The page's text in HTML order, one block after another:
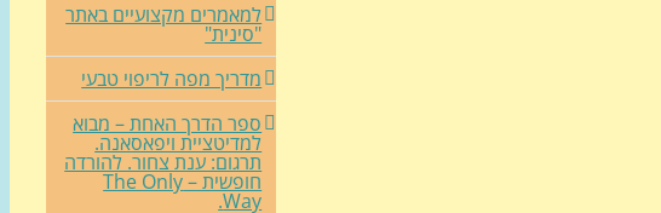
למאמרים מקצועיים באתר
"סינית"
מדריך מפה לריפוי טבעי
ספר הדרך האחת – מבוא
למדיטציית ויפאסאנה.
תרגום: ענת צחור. להורדה
חופשית – The Only
Way.